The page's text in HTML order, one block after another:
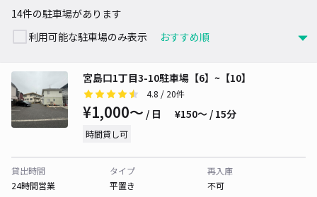
14件の駐車場があります
利用可能な駐車場のみ表示
宮島口1丁目3-10駐車場【6】~【10】
4.8 / 20件
¥1,000〜 / 日 ¥150〜 / 15分
時間貸し可
貸出時間
24時間営業
タイプ
平置き
再入庫
不可